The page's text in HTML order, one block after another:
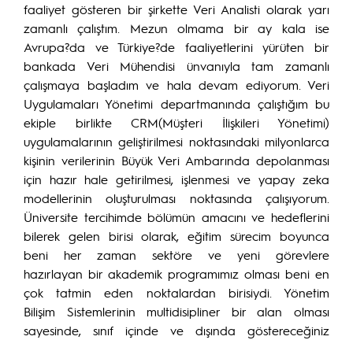
faaliyet gösteren bir şirkette Veri Analisti olarak yarı
zamanlı çalıştım. Mezun olmama bir ay kala ise
Avrupa?da ve Türkiye?de faaliyetlerini yürüten bir
bankada Veri Mühendisi ünvanıyla tam zamanlı
çalışmaya başladım ve hala devam ediyorum. Veri
Uygulamaları Yönetimi departmanında çalıştığım bu
ekiple birlikte CRM(Müşteri İlişkileri Yönetimi)
uygulamalarının geliştirilmesi noktasındaki milyonlarca
kişinin verilerinin Büyük Veri Ambarında depolanması
için hazır hale getirilmesi, işlenmesi ve yapay zeka
modellerinin oluşturulması noktasında çalışıyorum.
Üniversite tercihimde bölümün amacını ve hedeflerini
bilerek gelen birisi olarak, eğitim sürecim boyunca
beni her zaman sektöre ve yeni görevlere
hazırlayan bir akademik programımız olması beni en
çok tatmin eden noktalardan birisiydi. Yönetim
Bilişim Sistemlerinin multidisipliner bir alan olması
sayesinde, sınıf içinde ve dışında göstereceğiniz